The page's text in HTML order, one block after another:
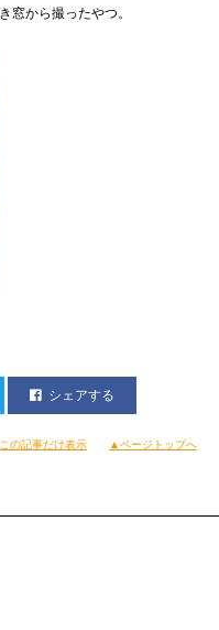
窓から撮ったやつ。
シェアする
この記事だけ表示 ▲ページトップへ